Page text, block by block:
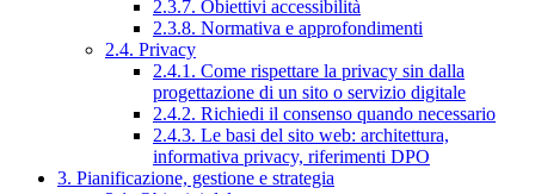
2.3.7. Obiettivi accessibilità
2.3.8. Normativa e approfondimenti
2.4. Privacy
2.4.1. Come rispettare la privacy sin dalla
progettazione di un sito o servizio digitale
2.4.2. Richiedi il consenso quando necessario
2.4.3. Le basi del sito web: architettura,
informativa privacy, riferimenti DPO
3. Pianificazione, gestione e strategia